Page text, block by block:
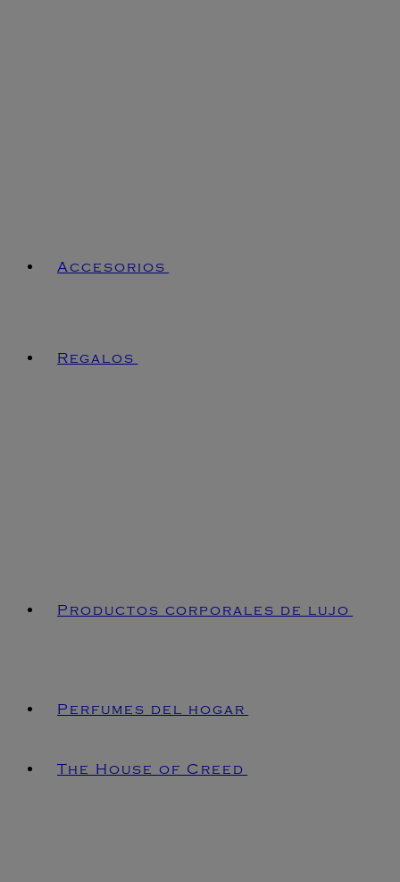
Accesorios
Regalos
Productos corporales de lujo
Perfumes del hogar
The House of Creed